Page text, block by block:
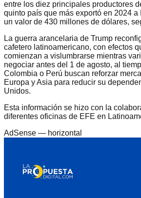
entre los diez principales productores
quinto país que más exportó en 2024
un valor de 430 millones de dólares,
La guerra arancelaria de Trump
cafetero latinoamericano, con efectos
comienzan a vislumbrarse mientras
negociar antes del 1 de agosto, al
Colombia o Perú buscan reforzar
Europa y Asia para reducir su
Unidos.
Esta información se hizo con la
diferentes oficinas de EFE en
AdSense — horizontal